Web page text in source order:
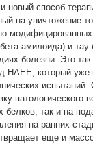
новый способ
на уничтожение
амилоида) и
болезни. Это
HAEE, который
испытаний.
патологического
белков, так и на
на ранних
еще и